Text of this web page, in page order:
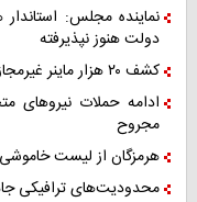
دولت هنوز نپذیرفته
کشف ۲۰ هزار ماینر غیرمجاز در هرمزگان
مجروح
هرمزگان از لیست
محدودیت‌های ترافیکی